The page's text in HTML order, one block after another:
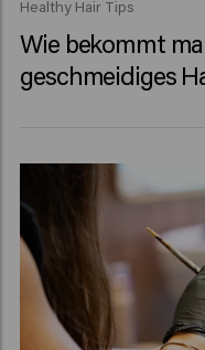
Healthy Hair Tips
Wie bekommt
geschmeidiges